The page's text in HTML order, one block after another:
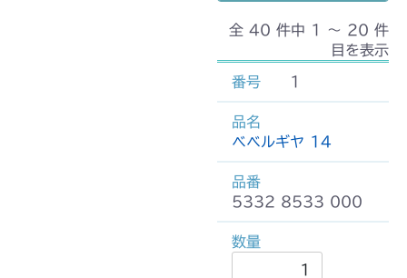
全 40 件中 1 〜 20 件
目を表示
1
ベベルギヤ 14
5332 8533 000